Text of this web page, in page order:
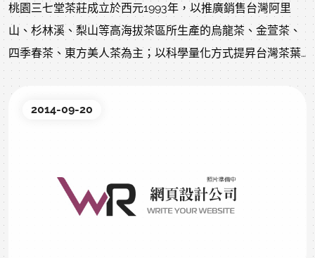
桃園三七堂茶莊成立於西元1993年，以推廣銷售台灣阿里
山、杉林溪、梨山等高海拔茶區所生產的烏龍茶、金萱茶、
四季春茶、東方美人茶為主；以科學量化方式提昇台灣茶葉
品質，以品牌形象的概念開發設計產品禮盒包裝，建立台灣
茶葉在市場上的認同與知名度。近來因消費購物模式的改
2014-09-20